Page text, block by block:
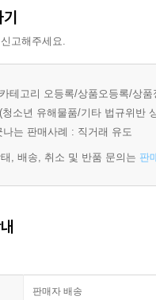
고해주세요.
테고리 오등록/상품오등록/상
소년 유해물품/기타 법규위반
나는 판매사례 : 직거래 유도
, 배송, 취소 및 반품 문의는 판
판매자 배송